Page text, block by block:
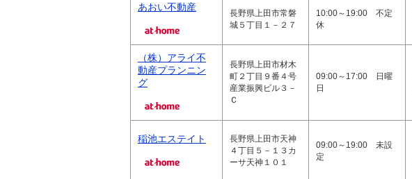
あおい不動産
長野県上田市常磐
城５丁目１－２７
10:00～19:00 不定
休
（株）アライ不
動産プランニン
グ
長野県上田市材木
町２丁目９番４号
産業振興ビル３－
Ｃ
09:00～17:00 日曜
日
稲池エステイト
長野県上田市天神
４丁目５－１３カ
ーサ天神１０１
09:00～19:00 未設
定